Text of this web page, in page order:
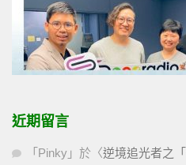
近期留言
「 Pinky 」於〈逆境追光者之